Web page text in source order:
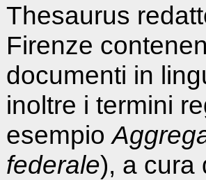
Thesaurus
Firenze
documenti in
inoltre i termini
esempio
federale), a cura